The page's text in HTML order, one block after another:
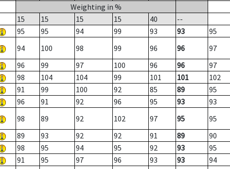
Weighting in %
15
15 15 15 40
--
95 95 94 99 93 93
95
94 100 98 99 96 96
97
96 99 97 100 96 96
97
98 104 104 99 101 101
102
91 99 100 92 85 89
95
96 91 92 96 95 93
93
98 89 92 102 97 95
95
89 93 92 92 91 89
90
98 95 94 95 92 93
95
91 95 97 96 93 93
94